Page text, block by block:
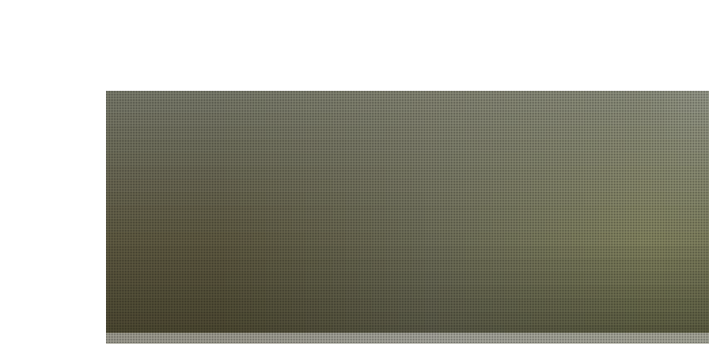
Aktuelle Themen
Presse
Kommunaler Wiederaufbau
Stellenangebote
Informationsmagazin "BürgerINFO aktuell"
Amtl. Bekanntmachungen
Bürgersprechstunden des Bürgermeisters
Kunst- und Fotoausstellungen im Rathaus
Öffnungszeiten & Kontakt
Verwaltungsorganisation
Finanzwirtschaft
Politik
Wahlen
Stadtwappen
Leitbild
Bürgerbüro
Abfallwirtschaft
Sicherheit und
Brand- und
Soziales
Standesamt
Steuern, Abgaben